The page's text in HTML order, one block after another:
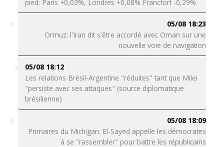
pied: Paris +0,03%, Londres +0,08% Francfort -0,29%
05/08 18:23
Ormuz: l'Iran dit s'être accordé avec Oman sur une
nouvelle voie de navigation
05/08 18:12
Les relations Brésil-Argentine "réduites" tant que Milei
"persiste avec ses attaques" (source diplomatique
brésilienne)
05/08 18:09
Primaires du Michigan: El-Sayed appelle les démocrates
à se "rassembler" pour battre les républicains